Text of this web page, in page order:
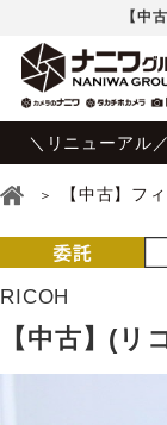
【中
＼リニューアル
【中古】フ
RICOH
【中古】(